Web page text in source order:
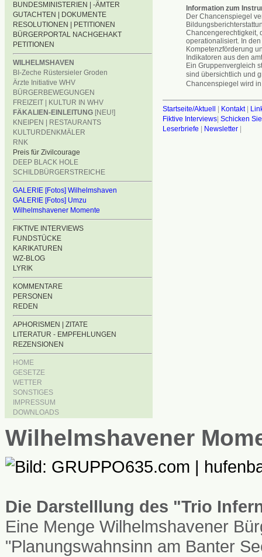
BUNDESMINISTERIEN | -ÄMTER
GUTACHTEN | DOKUMENTE
RESOLUTIONEN | PETITIONEN
BÜRGERPORTAL NACHGEHAKT
PETITIONEN
WILHELMSHAVEN
BI-Zeche Rüstersieler Groden
Ärzte Initiative WHV
BÜRGERBEWEGUNGEN
FREIZEIT | KULTUR IN WHV
FÄKALIEN-EINLEITUNG [NEU!]
KNEIPEN | RESTAURANTS
KULTURDENKMÄLER
RNK
Preis für Zivilcourage
DEEP BLACK HOLE
SCHILDBÜRGERSTREICHE
GALERIE [Fotos] Wilhelmshaven
GALERIE [Fotos] Umzu
Wilhelmshavener Momente
FIKTIVE INTERVIEWS
FUNDSTÜCKE
KARIKATUREN
WZ-BLOG
LYRIK
KOMMENTARE
PERSONEN
REDEN
APHORISMEN | ZITATE
LITERATUR - EMPFEHLUNGEN
REZENSIONEN
HOME
GESETZE
WETTER
SONSTIGES
IMPRESSUM
DOWNLOADS
Information zum
Der Chancenspiegel
Chancengerechtigkeit,
operationalisiert. In
Kompetenzförderung
Indikatoren aus den
Ein Gruppenvergleich
sind übersichtlich und
Chancenspiegel wird
Startseite/Aktuell | Kontakt|
Fiktive Interviews| Schicken
Leserbriefe | Newsletter|
Wilhelmshavener
Die Darstelllung des "Trio
Eine Menge Wilhelmshavener
"Planungswahnsinn am Banter